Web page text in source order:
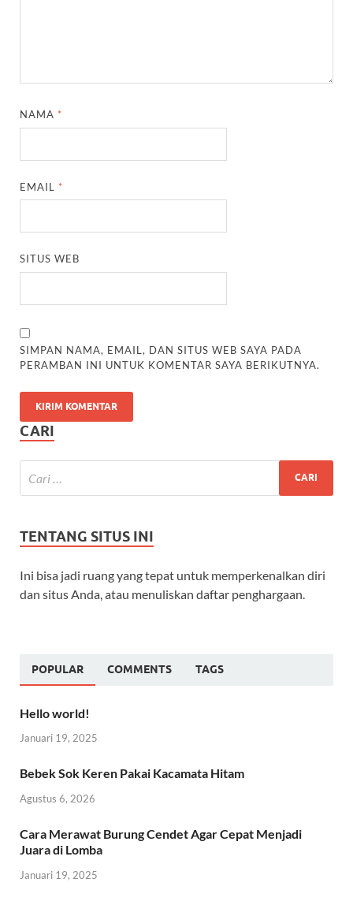
NAMA *
EMAIL *
SITUS WEB
SIMPAN NAMA, EMAIL, DAN SITUS WEB SAYA PADA
PERAMBAN INI UNTUK KOMENTAR SAYA BERIKUTNYA.
CARI
TENTANG SITUS INI
Ini bisa jadi ruang yang tepat untuk memperkenalkan diri
dan situs Anda, atau menuliskan daftar penghargaan.
POPULAR COMMENTS TAGS
Hello world!
Januari 19, 2025
Bebek Sok Keren Pakai Kacamata Hitam
Agustus 6, 2026
Cara Merawat Burung Cendet Agar Cepat Menjadi
Juara di Lomba
Januari 19, 2025